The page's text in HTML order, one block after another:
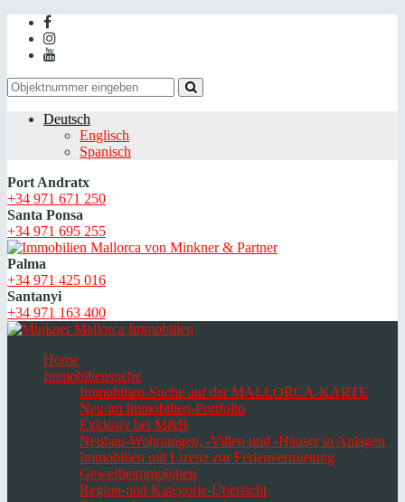
Deutsch
Englisch
Spanisch
Port Andratx
+34 971 671 250
Santa Ponsa
+34 971 695 255
Palma
+34 971 425 016
Santanyi
+34 971 163 400
Home
Immobiliensuche
Immobilien-Suche auf der MALLORCA-KARTE
Neu im Immobilien-Portfolio
Exklusiv bei M&B
Neubau-Wohnungen, -Villen und -Häuser in Anlagen
Immobilien mit Lizenz zur Ferienvermietung
Gewerbeimmobilien
Region-und Kategorie-Übersicht